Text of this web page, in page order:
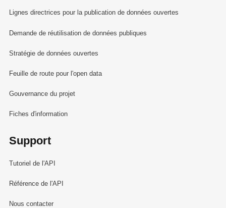
Lignes directrices pour la publication de données ouvertes
Demande de réutilisation de données publiques
Stratégie de données ouvertes
Feuille de route pour l'open data
Gouvernance du projet
Fiches d'information
Support
Tutoriel de l'API
Référence de l'API
Nous contacter